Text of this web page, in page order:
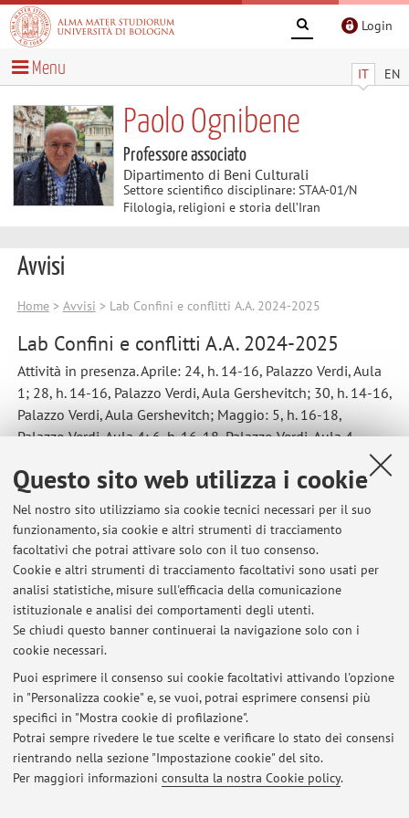
Questo sito web utilizza i cookie
Nel nostro sito utilizziamo sia cookie tecnici necessari per il suo
funzionamento, sia cookie e altri strumenti di tracciamento
facoltativi che potrai attivare solo con il tuo consenso.
Cookie e altri strumenti di tracciamento facoltativi sono usati per
analisi statistiche, misure sull'efficacia della comunicazione
istituzionale e analisi dei comportamenti degli utenti.
Se chiudi questo banner continuerai la navigazione solo con i
cookie necessari.
Puoi esprimere il consenso sui cookie facoltativi attivando l'opzione
in "Personalizza cookie" e, se vuoi, potrai esprimere consensi più
specifici in "Mostra cookie di profilazione".
Potrai sempre rivedere le tue scelte e verificare lo stato dei consensi
rientrando nella sezione "Impostazione cookie" del sito.
Per maggiori informazioni consulta la nostra Cookie policy.
Login
IT EN
Menu
Paolo Ognibene
Professore associato
Dipartimento di Beni Culturali
Settore scientifico disciplinare: STAA-01/N
Filologia, religioni e storia dell’Iran
Avvisi
Home> Avvisi > Lab Confini e conflitti A.A. 2024-2025
Lab Confini e conflitti A.A. 2024-2025
Attività in presenza. Aprile: 24, h. 14-16, Palazzo Verdi, Aula
1; 28, h. 14-16, Palazzo Verdi, Aula Gershevitch; 30, h. 14-16,
Palazzo Verdi, Aula Gershevitch; Maggio: 5, h. 16-18,
Palazzo Verdi, Aula 4; 6, h. 16-18, Palazzo Verdi, Aula 4.
Ultimi avvisi
Lab Confini e conflitti A.A. 2025-2026
Pubblicato il: 06 marzo 2026
Lab Popoli e culture del Caucaso A.A. 2025-2026 Cambio aula primo
giorno
Pubblicato il: 21 febbraio 2026
Lab Popoli e culture del Caucaso A.A. 2025-2026
Pubblicato il: 16 febbraio 2026